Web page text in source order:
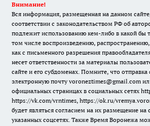
Внимание!
Вся информация, размещенная на данном
соответствии с законодательством РФ об
подлежит использованию кем-либо в какой бы
том числе воспроизведению,
как с письменного разрешения
несет ответственности за материалы
сайте и его субдоменах. Помните, что
электронную почту voroneztimes@gmail.com
официальных страницах в социальных сетях
https://vk.com/vrntimes, https://ok.ru/
будет являться согласием на их размещение на
указанных соцсетях. Также Время Воронежа